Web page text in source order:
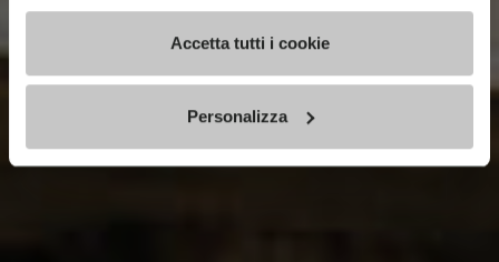
Accetta tutti i cookie
Personalizza